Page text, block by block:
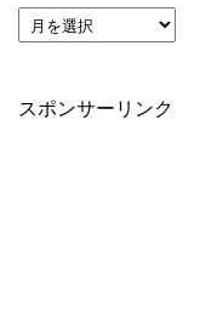
スポンサーリンク